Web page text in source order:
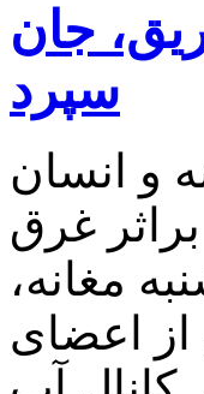
جان
سپرد
و انسان
غرق
مغانه،
از اعضای